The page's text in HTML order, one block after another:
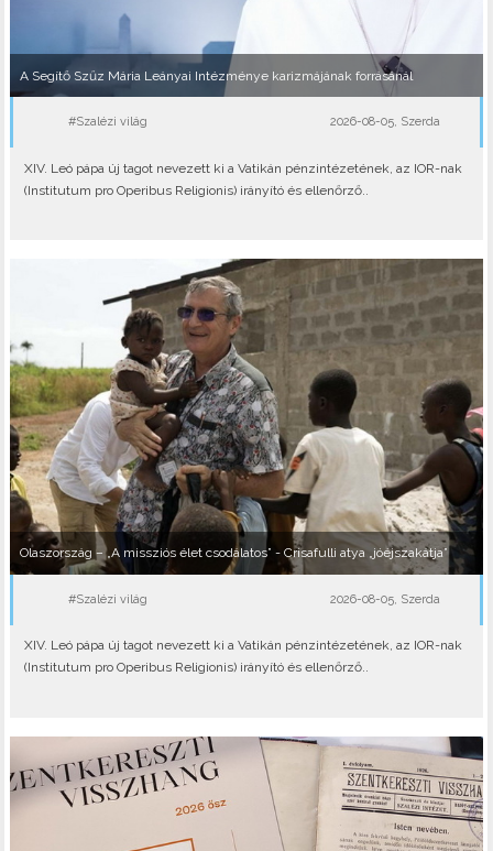
A Segítő Szűz Mária Leányai Intézménye karizmájának forrásánál
#Szalézi világ 2026-08-05, Szerda
XIV. Leó pápa új tagot nevezett ki a Vatikán pénzintézetének, az IOR-nak
(Institutum pro Operibus Religionis) irányító és ellenőrző..
Olaszország – „A missziós élet csodálatos” - Crisafulli atya „jóéjszakátja”
#Szalézi világ 2026-08-05, Szerda
XIV. Leó pápa új tagot nevezett ki a Vatikán pénzintézetének, az IOR-nak
(Institutum pro Operibus Religionis) irányító és ellenőrző..